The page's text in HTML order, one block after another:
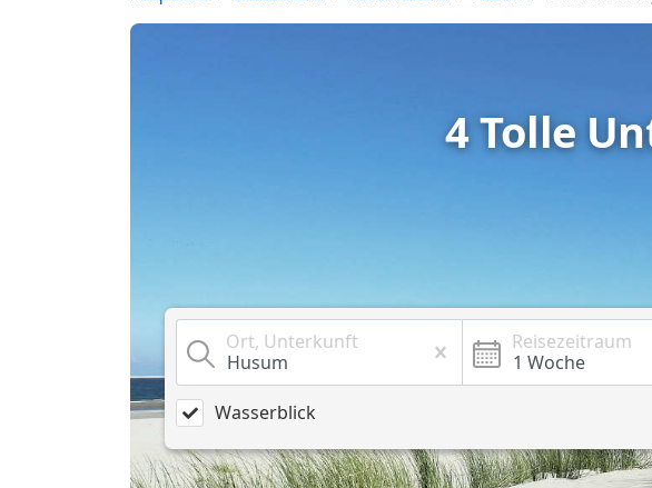
4 Tolle
Ort, Unterkunft Reisezeitraum
Wasserblick